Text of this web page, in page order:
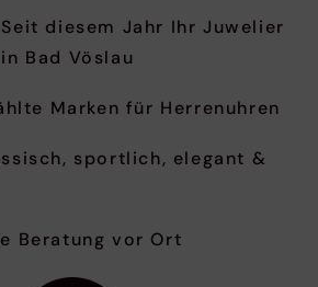
Seit diesem Jahr Ihr Juwelier
in Bad Vöslau
Marken für Herrenuhren
sportlich, elegant &
Beratung vor Ort